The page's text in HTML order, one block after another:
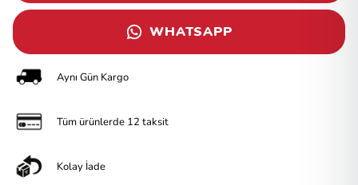
WHATSAPP
Aynı Gün Kargo
Tüm ürünlerde 12 taksit
Kolay İade